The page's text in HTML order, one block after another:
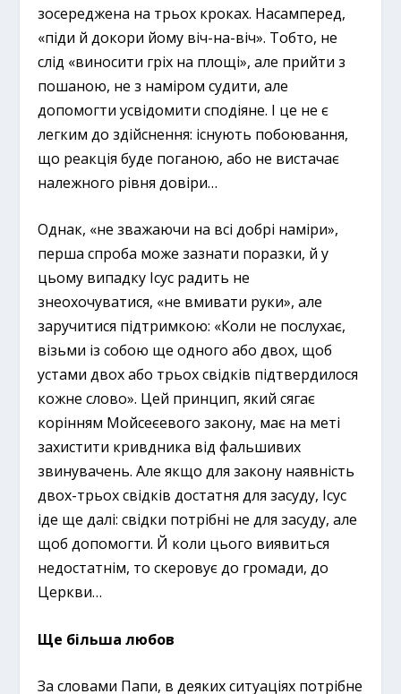
зосереджена на трьох кроках. Насамперед,
«піди й докори йому віч-на-віч». Тобто, не
слід «виносити гріх на площі», але прийти з
пошаною, не з наміром судити, але
допомогти усвідомити сподіяне. І це не є
легким до здійснення: існують побоювання,
що реакція буде поганою, або не вистачає
належного рівня довіри…
Однак, «не зважаючи на всі добрі наміри»,
перша спроба може зазнати поразки, й у
цьому випадку Ісус радить не
знеохочуватися, «не вмивати руки», але
заручитися підтримкою: «Коли не послухає,
візьми із собою ще одного або двох, щоб
устами двох або трьох свідків підтвердилося
кожне слово». Цей принцип, який сягає
корінням Мойсеєевого закону, має на меті
захистити кривдника від фальшивих
звинувачень. Але якщо для закону наявність
двох-трьох свідків достатня для засуду, Ісус
іде ще далі: свідки потрібні не для засуду, але
щоб допомогти. Й коли цього виявиться
недостатнім, то скеровує до громади, до
Церкви…
Ще більша любов
За словами Папи, в деяких ситуаціях потрібне